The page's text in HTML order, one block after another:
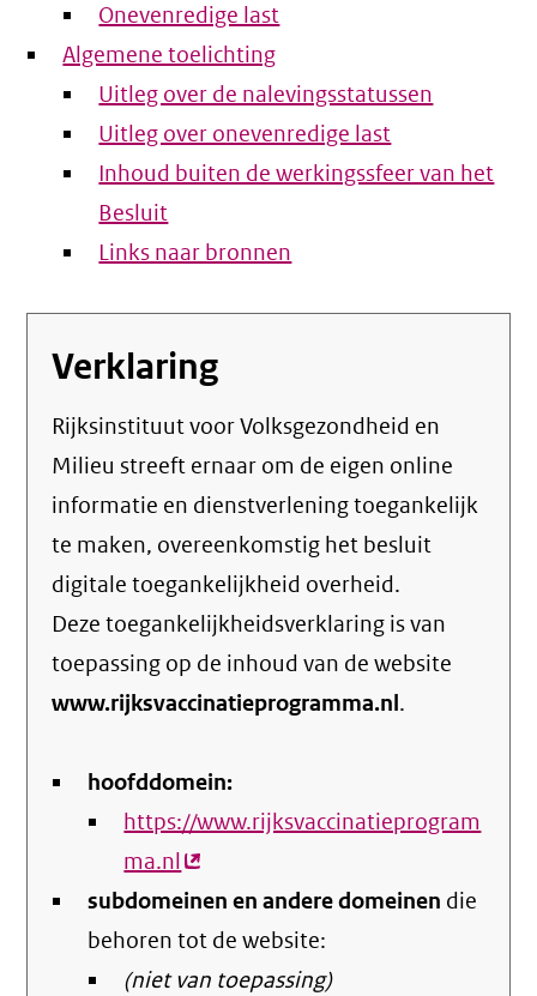
Onevenredige last
Algemene toelichting
Uitleg over de nalevingsstatussen
Uitleg over onevenredige last
Inhoud buiten de werkingssfeer van het
Besluit
Links naar bronnen
Verklaring
Rijksinstituut voor Volksgezondheid en
Milieu streeft ernaar om de eigen online
informatie en dienstverlening toegankelijk
te maken, overeenkomstig het besluit
digitale toegankelijkheid overheid.
Deze toegankelijkheidsverklaring is van
toepassing op de inhoud van de website
www.rijksvaccinatieprogramma.nl.
hoofddomein:
https://www.rijksvaccinatieprogram
ma.nl(externe
link)
subdomeinen en andere domeinen die
behoren tot de website:
(niet van toepassing)